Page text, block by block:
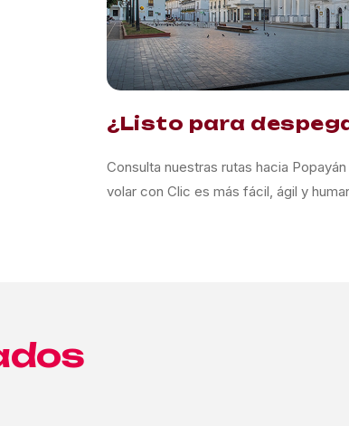
¿Listo para
Consulta nuestras rutas hacia
volar con Clic es más fácil, ágil y